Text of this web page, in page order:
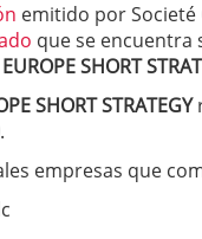
2026
activos: el producto que
español
de defensa, industriales
2025 y siguen vivas
o fondo indexado en
de ti)
emitido por Societé
que se encuentra
SHORT
SHORT STRATEGY
.
empresas que